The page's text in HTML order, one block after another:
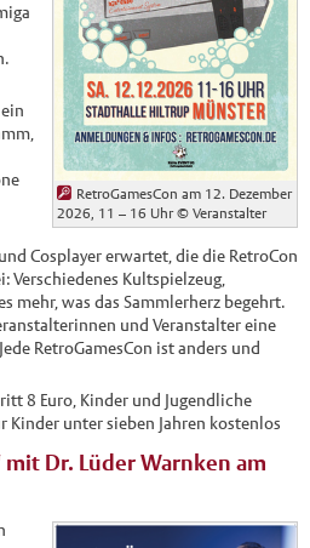
RetroGamesCon am 12. Dezember
2026, 11 – 16 Uhr © Veranstalter
Cosplayer erwartet, die die RetroCon
Verschiedenes Kultspielzeug,
mehr, was das Sammlerherz begehrt.
und Veranstalter eine
RetroGamesCon ist anders und
8 Euro, Kinder und Jugendliche
Kinder unter sieben Jahren kostenlos
Dr. Lüder Warnken am